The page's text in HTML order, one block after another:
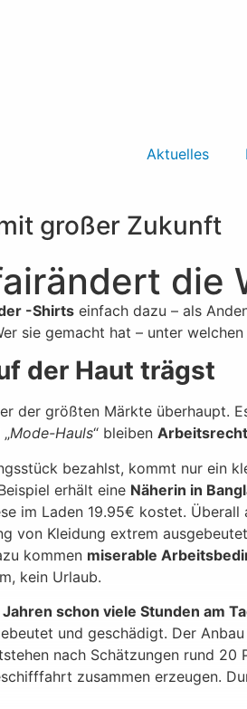
Aktuelles
großer Zukunft
die
-Shirts einfach dazu – als
sie gemacht hat – unter
der Haut trägst
der größten Märkte überhaupt.
Mode-Hauls“ bleiben
bezahlst, kommt nur ein
erhält eine Näherin in
im Laden 19.95€ kostet. Überall
von Kleidung extrem
kommen miserable
kein Urlaub.
schon viele Stunden am
und geschädigt. Der
nach Schätzungen rund
zusammen erzeugen.